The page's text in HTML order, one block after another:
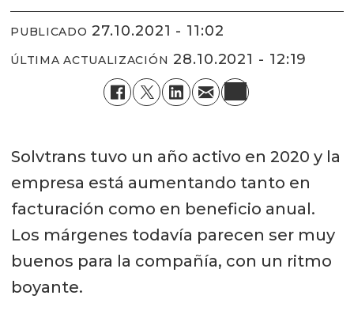
PUBLICADO 27.10.2021 - 11:02
ÚLTIMA ACTUALIZACIÓN 28.10.2021 - 12:19
Solvtrans tuvo un año activo en 2020 y la
empresa está aumentando tanto en
facturación como en beneficio anual.
Los márgenes todavía parecen ser muy
buenos para la compañía, con un ritmo
boyante.